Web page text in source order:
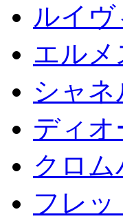
ルイ
エルメ
シャ
ディオ
クロ
フレ